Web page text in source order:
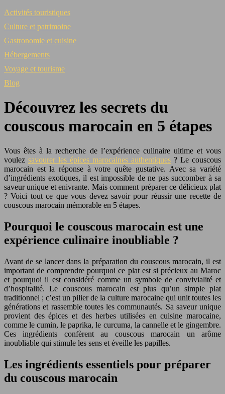
Activités touristiques
Culture et patrimoine
Gastronomie et cuisine
Hébergements
Voyage et tourisme
Blog
Découvrez les secrets du
couscous marocain en 5 étapes
Vous êtes à la recherche de l’expérience culinaire ultime et vous
voulez savourer les épices marocaines authentiques ? Le couscous
marocain est la réponse à votre quête gustative. Avec sa variété
d’ingrédients exotiques, il est impossible de ne pas succomber à sa
saveur unique et enivrante. Mais comment préparer ce délicieux plat
? Voici tout ce que vous devez savoir pour réussir une recette de
couscous marocain mémorable en 5 étapes.
Pourquoi le couscous marocain est une
expérience culinaire inoubliable ?
Avant de se lancer dans la préparation du couscous marocain, il est
important de comprendre pourquoi ce plat est si précieux au Maroc
et pourquoi il est considéré comme un symbole de convivialité et
d’hospitalité. Le couscous marocain est plus qu’un simple plat
traditionnel ; c’est un pilier de la culture marocaine qui unit toutes les
générations et rassemble toutes les communautés. Sa saveur unique
provient des épices et des herbes utilisées en cuisine marocaine,
comme le cumin, le paprika, le curcuma, la cannelle et le gingembre.
Ces ingrédients confèrent au couscous marocain un arôme
inoubliable qui stimule les sens et éveille les papilles.
Les ingrédients essentiels pour préparer
du couscous marocain